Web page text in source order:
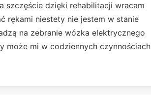
szczęście dzięki rehabilitacji wracam
rękami niestety nie jestem w stanie
na zebranie wózka elektrycznego
może mi w codziennych czynnościach